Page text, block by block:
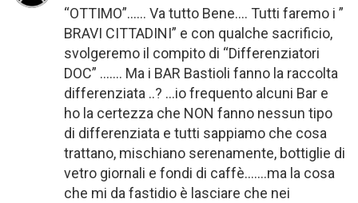
“OTTIMO”…… Va tutto Bene…. Tutti faremo i ”
BRAVI CITTADINI” e con qualche sacrificio,
svolgeremo il compito di “Differenziatori
DOC” ……. Ma i BAR Bastioli fanno la raccolta
differenziata ..? …io frequento alcuni Bar e
ho la certezza che NON fanno nessun tipo
di differenziata e tutti sappiamo che cosa
trattano, mischiano serenamente, bottiglie di
vetro giornali e fondi di caffè…….ma la cosa
che mi da fastidio è lasciare che nei